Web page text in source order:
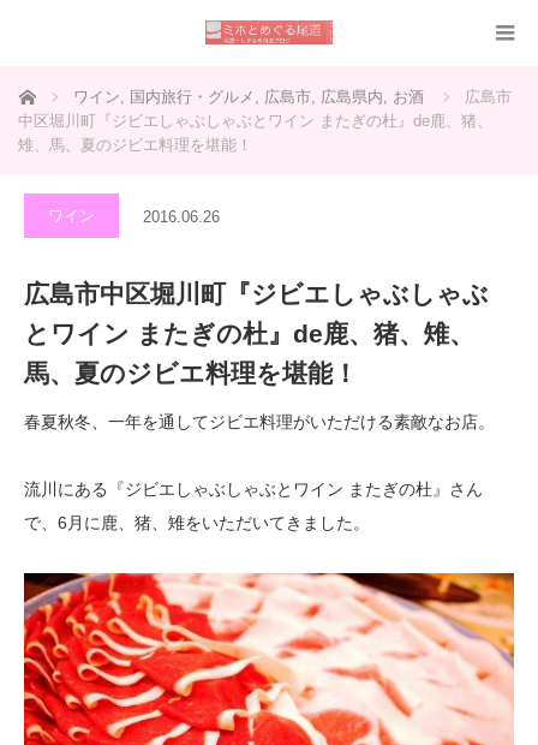
ホーム ワイン, 国内旅行・グルメ , 広島市, 広島県内, お酒
広島市
中区堀川町『ジビエしゃぶしゃぶとワイン またぎの杜』de鹿、猪、
雉、馬、夏のジビエ料理を堪能！
ワイン 2016.06.26
広島市中区堀川町『ジビエしゃぶしゃぶ
とワイン またぎの杜』de鹿、猪、雉、
馬、夏のジビエ料理を堪能！
春夏秋冬、一年を通してジビエ料理がいただける素敵なお店。
流川にある『ジビエしゃぶしゃぶとワイン またぎの杜』さん
で、6月に鹿、猪、雉をいただいてきました。